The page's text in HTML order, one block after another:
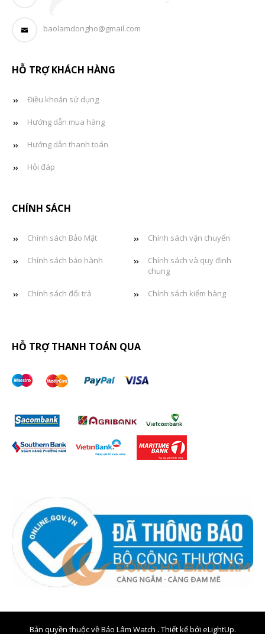
baolamdongho@gmail.com
HỖ TRỢ KHÁCH HÀNG
Điều khoản sử dụng
Hướng dẫn mua hàng
Hướng dẫn thanh toán
Hỏi đáp
CHÍNH SÁCH
Chính sách Bảo Mật Chính sách vận chuyển
Chính sách bảo hành
Chính sách và quy định
chung
Chính sách đổi trả Chính sách kiểm hàng
HỖ TRỢ THANH TOÁN QUA
Bản quyền thuộc về Bảo Lâm Watch . Thiết kế bởi eLightUp.